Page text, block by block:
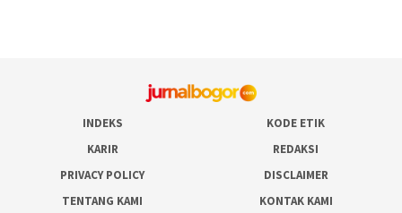
INDEKS
KODE ETIK
KARIR
REDAKSI
PRIVACY POLICY
DISCLAIMER
TENTANG KAMI
KONTAK KAMI